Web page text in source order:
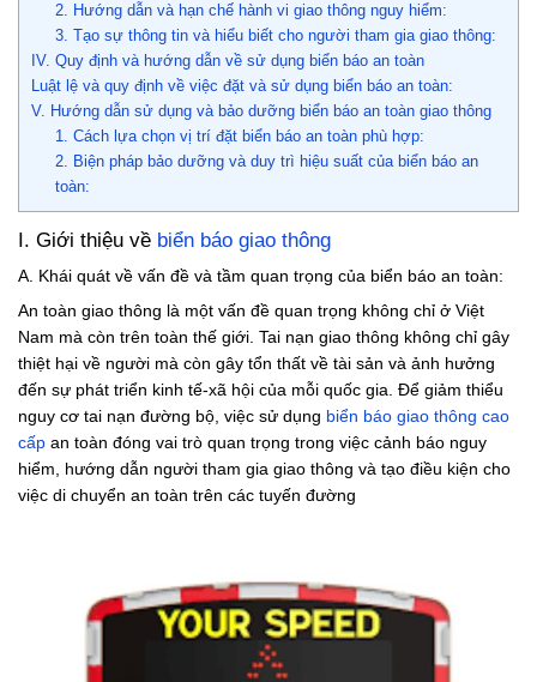
2. Hướng dẫn và hạn chế hành vi giao thông nguy hiểm:
3. Tạo sự thông tin và hiểu biết cho người tham gia giao thông:
IV. Quy định và hướng dẫn về sử dụng biển báo an toàn
Luật lệ và quy định về việc đặt và sử dụng biển báo an toàn:
V. Hướng dẫn sử dụng và bảo dưỡng biển báo an toàn giao thông
1. Cách lựa chọn vị trí đặt biển báo an toàn phù hợp:
2. Biện pháp bảo dưỡng và duy trì hiệu suất của biển báo an
toàn:
I. Giới thiệu về biển báo giao thông
A. Khái quát về vấn đề và tầm quan trọng của biển báo an toàn:
An toàn giao thông là một vấn đề quan trọng không chỉ ở Việt
Nam mà còn trên toàn thế giới. Tai nạn giao thông không chỉ gây
thiệt hại về người mà còn gây tổn thất về tài sản và ảnh hưởng
đến sự phát triển kinh tế-xã hội của mỗi quốc gia. Để giảm thiểu
nguy cơ tai nạn đường bộ, việc sử dụng biển báo giao thông cao
cấp an toàn đóng vai trò quan trọng trong việc cảnh báo nguy
hiểm, hướng dẫn người tham gia giao thông và tạo điều kiện cho
việc di chuyển an toàn trên các tuyến đường